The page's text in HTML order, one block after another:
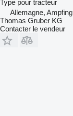
Type pour tracteur
Allemagne, Ampfing
Thomas Gruber KG
Contacter le vendeur